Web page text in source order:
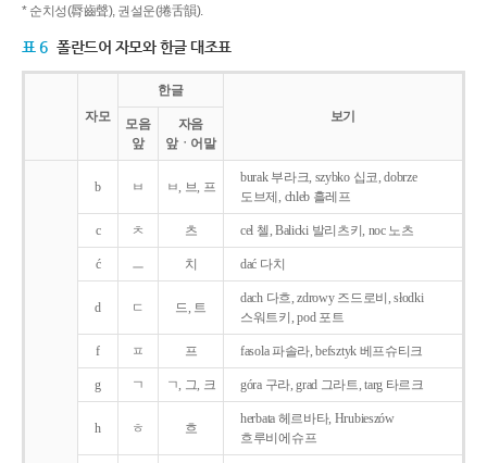
* 순치성(脣齒聲), 권설운(捲舌韻).
표 6 폴란드어 자모와 한글 대조표
자모
한글
보기
모음
앞
자음
앞ㆍ어말
b ㅂ ㅂ, 브, 프
burak 부라크, szybko 십코, dobrze
도브제, chleb 흘레프
c ㅊ 츠 cel 첼, Balicki 발리츠키, noc 노츠
ć ㅡ 치 dać 다치
d ㄷ 드, 트
dach 다흐, zdrowy 즈드로비, słodki
스워트키, pod 포트
f ㅍ 프 fasola 파솔라, befsztyk 베프슈티크
g ㄱ ㄱ, 그, 크 góra 구라, grad 그라트, targ 타르크
h ㅎ 흐
herbata 헤르바타, Hrubieszów
흐루비에슈프